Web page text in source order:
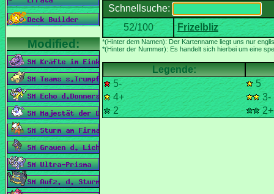
Schnellsuche:
Frizelbliz
*(Hinter der Nummer): Es handelt sich hierbei um eine
5-
5
4+
3-
2
2+